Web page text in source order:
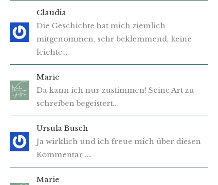
Claudia
Die Geschichte hat mich ziemlich
mitgenommen, sehr beklemmend, keine
leichte…
Marie
Da kann ich nur zustimmen! Seine Art zu
schreiben begeistert…
Ursula Busch
Ja wirklich und ich freue mich über diesen
Kommentar .…
Marie